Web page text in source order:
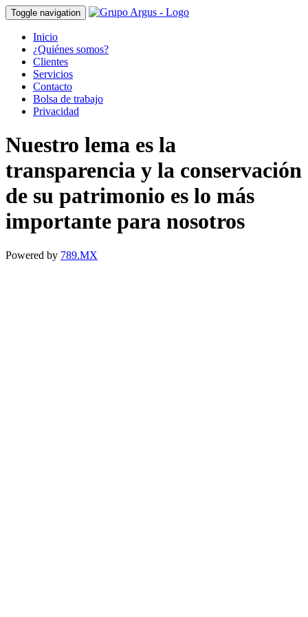
Toggle navigation
Inicio
¿Quiénes somos?
Clientes
Servicios
Contacto
Bolsa de trabajo
Privacidad
Nuestro lema es la
transparencia y la conservación
de su patrimonio es lo más
importante para nosotros
Powered by 789.MX